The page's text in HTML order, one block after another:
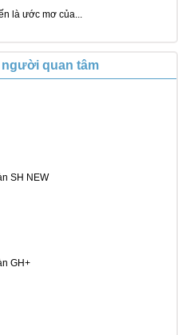
là ước mơ của...
quan tâm
SH NEW
GH+